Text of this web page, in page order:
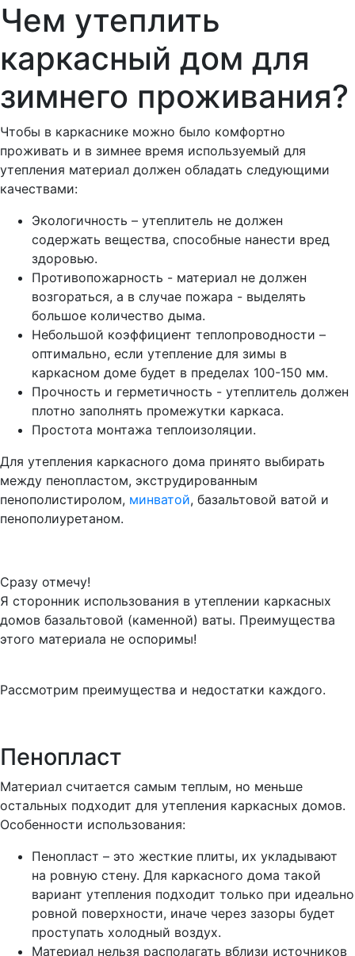
Чем утеплить
каркасный дом для
зимнего проживания?
Чтобы в каркаснике можно было комфортно
проживать и в зимнее время используемый для
утепления материал должен обладать следующими
качествами:
Экологичность – утеплитель не должен
содержать вещества, способные нанести вред
здоровью.
Противопожарность - материал не должен
возгораться, а в случае пожара - выделять
большое количество дыма.
Небольшой коэффициент теплопроводности –
оптимально, если утепление для зимы в
каркасном доме будет в пределах 100-150 мм.
Прочность и герметичность - утеплитель должен
плотно заполнять промежутки каркаса.
Простота монтажа теплоизоляции.
Для утепления каркасного дома принято выбирать
между пенопластом, экструдированным
пенополистиролом, минватой, базальтовой ватой и
пенополиуретаном.
Сразу отмечу!
Я сторонник использования в утеплении каркасных
домов базальтовой (каменной) ваты. Преимущества
этого материала не оспоримы!
Рассмотрим преимущества и недостатки каждого.
Пенопласт
Материал считается самым теплым, но меньше
остальных подходит для утепления каркасных домов.
Особенности использования:
Пенопласт – это жесткие плиты, их укладывают
на ровную стену. Для каркасного дома такой
вариант утепления подходит только при идеально
ровной поверхности, иначе через зазоры будет
проступать холодный воздух.
Материал нельзя располагать вблизи источников